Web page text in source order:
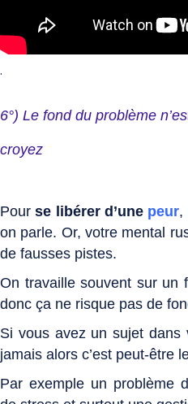
.
6°) Le fond du problème
croyez
Pourse libérer d’une peur,
on parle. Or, votre mental
de fausses pistes.
On travaille souvent sur un
donc ça ne risque pas de
Si vous avez un sujet
jamais alors c’est peut-être
Par exemple un problème